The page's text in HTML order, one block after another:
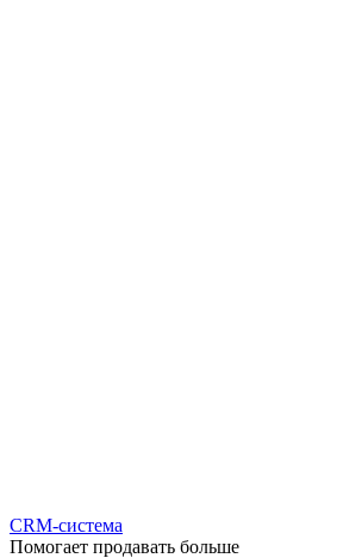
CRM-система
Помогает продавать больше